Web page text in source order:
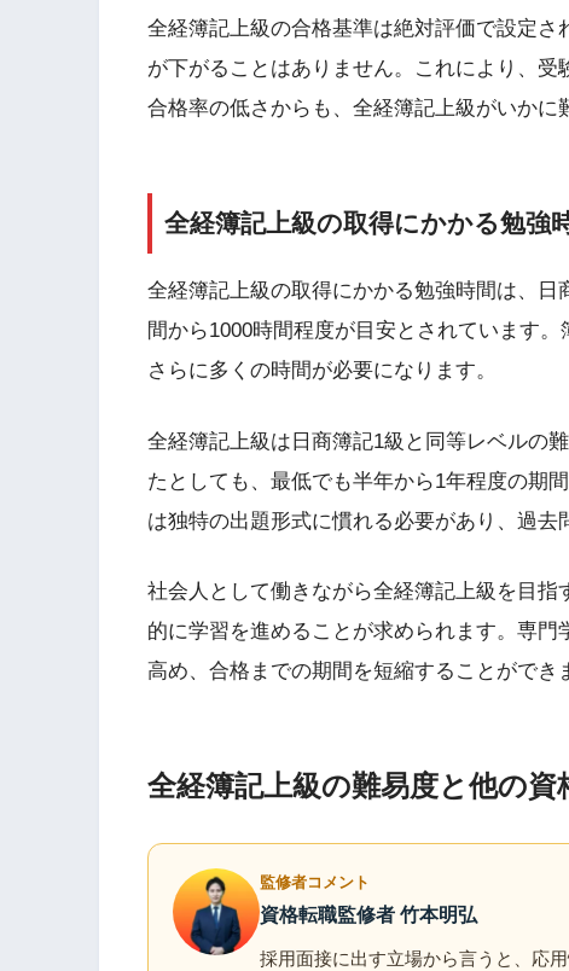
全経簿記上級の合格基準は絶対評価で設定
が下がることはありません。これにより、受
合格率の低さからも、全経簿記上級がいかに
全経簿記上級の取得にかかる勉強
全経簿記上級の取得にかかる勉強時間は、
間から1000時間程度が目安とされています
さらに多くの時間が必要になります。
全経簿記上級は日商簿記1級と同等レベルの
たとしても、最低でも半年から1年程度の期
は独特の出題形式に慣れる必要があり、過去
社会人として働きながら全経簿記上級を目
的に学習を進めることが求められます。専
高め、合格までの期間を短縮することができ
全経簿記上級の難易度と他の
監修者コメント
資格転職監修者 竹本明弘
採用面接に出す立場から言うと、応